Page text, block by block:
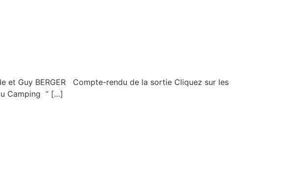
Compte-rendu de la sortie Cliquez sur les
Camping ” […]